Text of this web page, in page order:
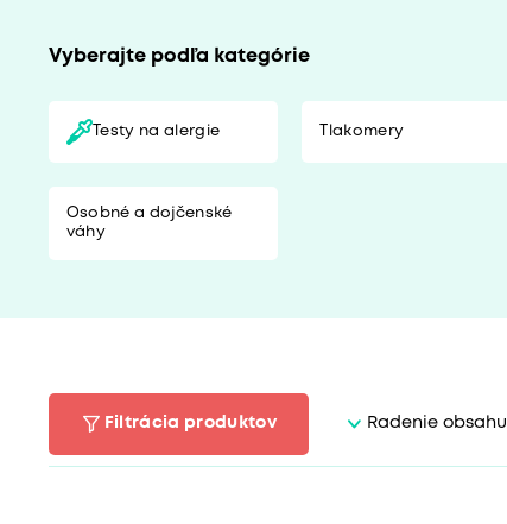
Vyberajte podľa kategórie
Testy na alergie Tlakomery
Osobné a dojčenské
váhy
Filtrácia produktov Radenie obsahu